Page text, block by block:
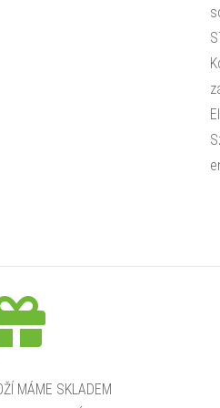
MÁME SKLADEM